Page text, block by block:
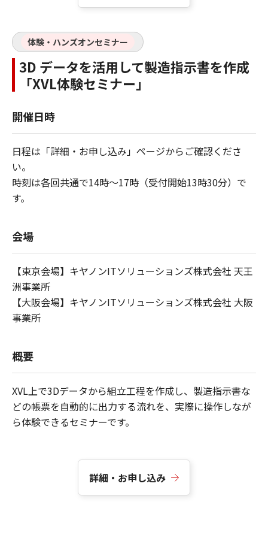
体験・ハンズオンセミナー
3D データを活用して製造指示書を作成
「XVL体験セミナー」
開催日時
日程は「詳細・お申し込み」ページからご確認くださ
い。
時刻は各回共通で14時～17時（受付開始13時30分）で
す。
会場
【東京会場】キヤノンITソリューションズ株式会社 天王
洲事業所
【大阪会場】キヤノンITソリューションズ株式会社 大阪
事業所
概要
XVL上で3Dデータから組立工程を作成し、製造指示書な
どの帳票を自動的に出力する流れを、実際に操作しなが
ら体験できるセミナーです。
詳細・お申し込み